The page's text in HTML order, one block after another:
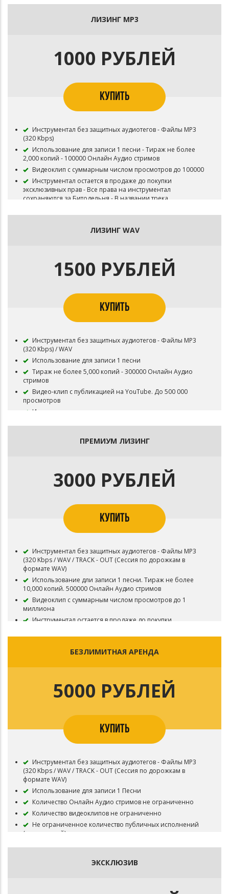
В названии трека необходимо указать (Prod.
Приобретая данный тип лицензии Вы соглашаетесь с
условиями пользования.
ЛИЗИНГ MP3
1000 РУБЛЕЙ
КУПИТЬ
Инструментал без защитных аудиотегов - Файлы MP3
(320 Kbps)
Использование для записи 1 песни - Тираж не более
2,000 копий - 100000 Онлайн Аудио стримов
Видеоклип с суммарным числом просмотров до 100000
Инструментал остается в продаже до покупки
эксклюзивных прав - Все права на инструментал
сохраняются за Битодельня - В названии трека
совместный то и второго битмейкера
Публикация на площадку BOOM и в систему Content ID
ЛИЗИНГ WAV
1500 РУБЛЕЙ
КУПИТЬ
Инструментал без защитных аудиотегов - Файлы MP3
(320 Kbps) / WAV
Использование для записи 1 песни
Тираж не более 5,000 копий - 300000 Онлайн Аудио
стримов
Видео-клип с публикацией на YouTube. До 500 000
просмотров
Инструментал остается в продаже до покупки
В названии трека необходимо указать (Prod.
запрещена
Приобретая данный тип лицензии Вы соглашаетесь с
ПРЕМИУМ ЛИЗИНГ
3000 РУБЛЕЙ
КУПИТЬ
Инструментал без защитных аудиотегов - Файлы MP3
(320 Kbps / WAV / TRACK - OUT (Сессия по дорожкам в
формате WAV)
Использование дли записи 1 песни. Тираж не более
10,000 копий. 500000 Онлайн Аудио стримов
Видеоклип с суммарным числом просмотров до 1
миллиона
Инструментал остается в продаже до покупки
В названии трека необходимо указать (Prod.
Приобретая данный тип лицензии Вы соглашаетесь с
условиями пользования.
БЕЗЛИМИТНАЯ АРЕНДА
5000 РУБЛЕЙ
КУПИТЬ
Инструментал без защитных аудиотегов - Файлы MP3
(320 Kbps / WAV / TRACK - OUT (Сессия по дорожкам в
формате WAV)
Использование для записи 1 Песни
Количество Онлайн Аудио стримов не ограниченно
Количество видеоклипов не ограниченно
Не ограниченное количество публичных исполнений
(выступлений)
Приобретая данный тип лицензии Вы соглашаетесь с
ЭКСКЛЮЗИВ